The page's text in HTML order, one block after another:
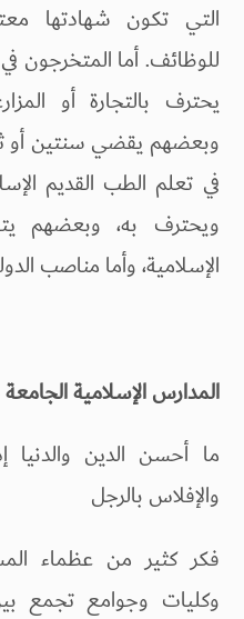
التي تكون شهادتها
للوظائف. أما المتخرجون
يحترف بالتجارة أو
وبعضهم يقضي سنتين أو
في تعلم الطب القديم
ويحترف به، وبعضهم
الإسلامية، وأما مناصب
المدارس الإسلامية الجامعة
ما أحسن الدين والدنيا
والإفلاس بالرجل
فكر كثير من عظماء
وكليات وجوامع تجمع